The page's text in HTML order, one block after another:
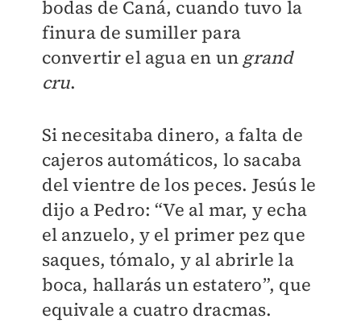
bodas de Caná, cuando tuvo la
finura de sumiller para
convertir el agua en un grand
cru.
Si necesitaba dinero, a falta de
cajeros automáticos, lo sacaba
del vientre de los peces. Jesús le
dijo a Pedro: “Ve al mar, y echa
el anzuelo, y el primer pez que
saques, tómalo, y al abrirle la
boca, hallarás un estatero”, que
equivale a cuatro dracmas.